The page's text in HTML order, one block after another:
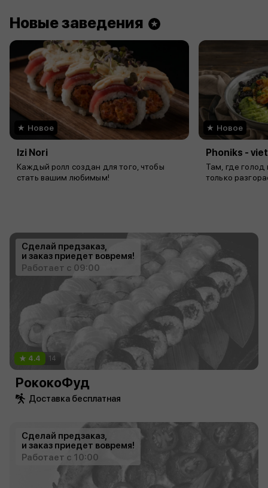
Новые заведения
Новое
Izi Nori
Каждый ролл создан для того, чтобы
стать вашим любимым!
Новое
Phoniks -
Там, где голод
только
Сделай предзаказ,
и заказ приедет вовремя!
Работает с 09:00
4.4 14
РококоФуд
Доставка бесплатная
Сделай предзаказ,
и заказ приедет вовремя!
Работает с 10:00